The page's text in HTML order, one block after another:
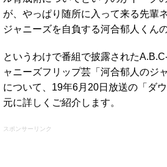
が、やっぱり随所に入って来る先輩
ジャニーズを自負する河合郁人くん
というわけで番組で披露された
ャニーズフリップ芸「河合郁人のジ
について、19年6月20日放送の「ダ
元に詳しくご紹介します。
スポンサーリンク